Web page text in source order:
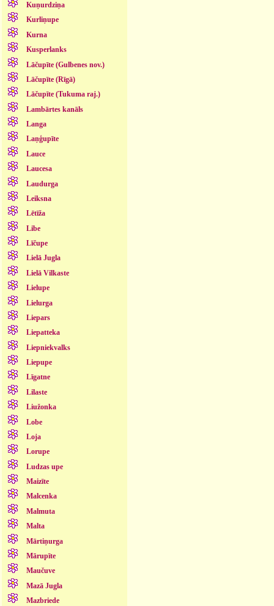
Kuņurdziņa
Kurliņupe
Kurna
Kusperlanks
Lāčupīte (Gulbenes nov.)
Lāčupīte (Rīgā)
Lāčupīte (Tukuma raj.)
Lambārtes kanāls
Langa
Laņģupīte
Lauce
Laucesa
Laudurga
Leiksna
Lētīža
Libe
Līčupe
Lielā Jugla
Lielā Vilkaste
Lielupe
Lielurga
Liepars
Liepatteka
Liepniekvalks
Liepupe
Līgatne
Lilaste
Liužonka
Lobe
Loja
Lorupe
Ludzas upe
Maizīte
Malcenka
Malmuta
Malta
Mārtiņurga
Mārupīte
Maučuve
Mazā Jugla
Mazbriede